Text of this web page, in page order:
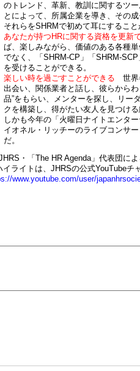
のトレンド、革新、教訓に関するツ
とによって、所属企業を導き、その
それらをSHRMで初めて耳にするこ
あなたが持つHRに関する資格を更新
ば、楽しみながら、価値のある各種
でなく、「 SHRM-CP 」「 SHRM-SCP
を受けることができる 。
楽しい時を過ごすことができる 世界
出会い、関係業者と話し、彼らから
品”をもらい、メンターを探し、リー
クを構築し、得がたい友人を見つける
しかも今年の「火曜日ナイトエンタ
イオネル・リッチーのライブコンサ
だ。
・「 The HR Agenda」代表団に
イライトは、 JHRSの公式YouTubeチ
www.youtube.com/user/